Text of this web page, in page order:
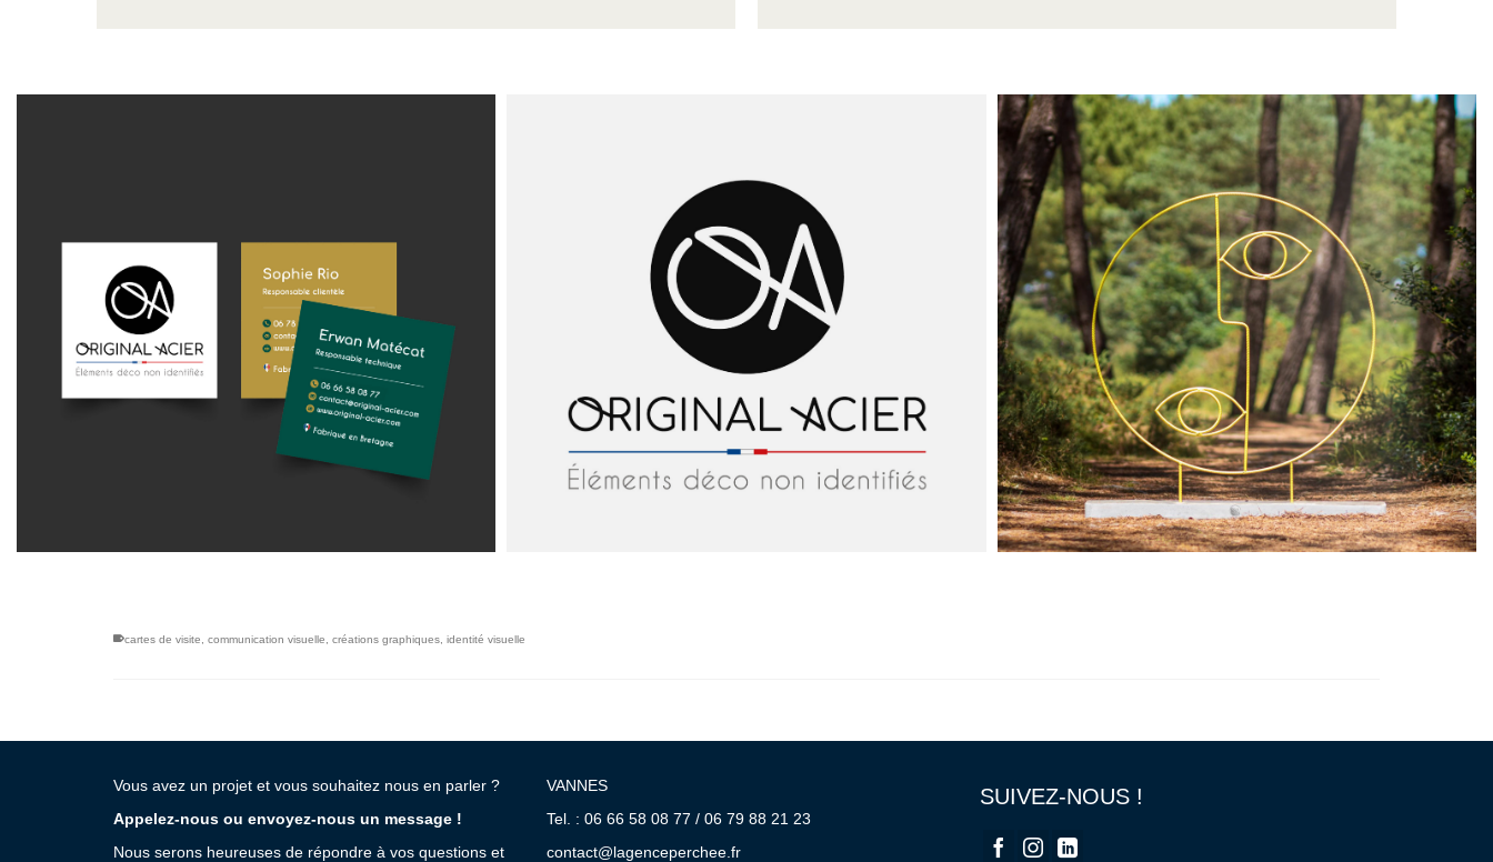
cartes de visite communication visuelle créations graphiques identité visuelle
Vous avez un projet et vous souhaitez nous en parler ?
Appelez-nous ou envoyez-nous un message !
Nous serons heureuses de répondre à vos questions et
VANNES
Tel. : 06 66 58 08 77 / 06 79 88 21 23
contact@lagenceperchee.fr
SUIVEZ-NOUS !